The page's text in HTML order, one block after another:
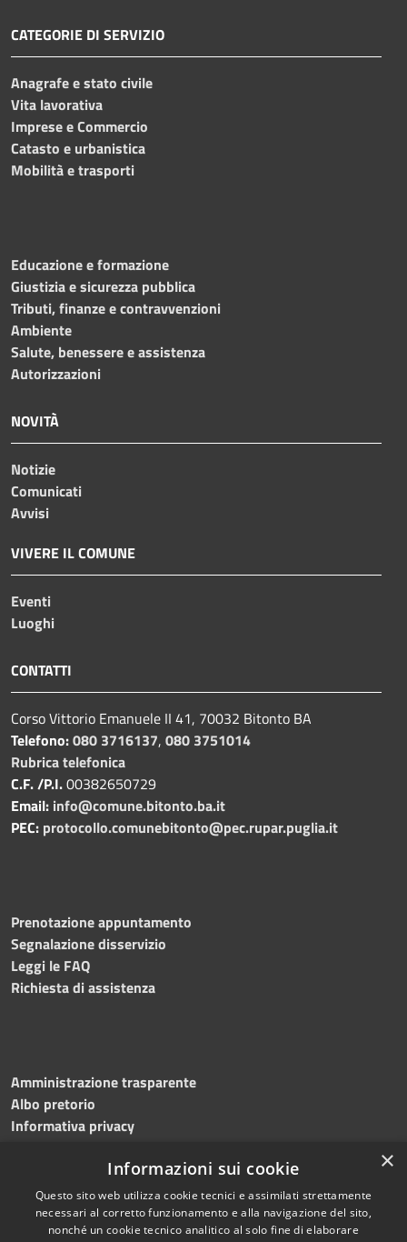
CATEGORIE DI SERVIZIO
Anagrafe e stato civile
Vita lavorativa
Imprese e Commercio
Catasto e urbanistica
Mobilità e trasporti
Educazione e formazione
Giustizia e sicurezza pubblica
Tributi, finanze e contravvenzioni
Ambiente
Salute, benessere e assistenza
Autorizzazioni
NOVITÀ
Notizie
Comunicati
Avvisi
VIVERE IL COMUNE
Eventi
Luoghi
CONTATTI
Corso Vittorio Emanuele II 41, 70032 Bitonto BA
Telefono:080 3716137, 080 3751014
Rubrica telefonica
C.F. /P.I.00382650729
Email: info@comune.bitonto.ba.it
PEC: protocollo.comunebitonto@pec.rupar.puglia.it
Prenotazione appuntamento
Segnalazione disservizio
Leggi le FAQ
Richiesta di assistenza
Amministrazione trasparente
Albo pretorio
Informativa privacy
Dichiarazione di accessibilità Meccanismo di feedback ×
Informazioni sui cookie
Questo sito web utilizza cookie tecnici e assimilati strettamente
necessari al corretto funzionamento e alla navigazione del sito,
nonché un cookie tecnico analitico al solo fine di elaborare